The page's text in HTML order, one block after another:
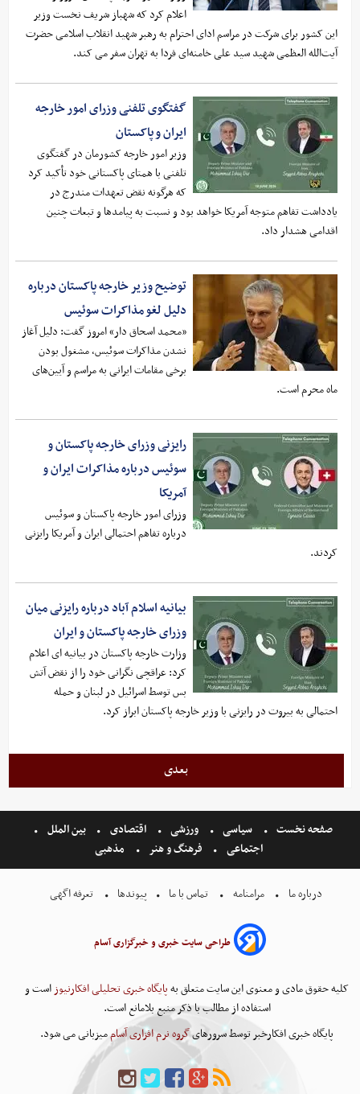
اعلام کرد ‌که شهباز شریف نخست وزیر
این کشور برای شرکت در مراسم ادای احترام به رهبر شهید انقلاب اسلامی حضرت
آیت‌الله العظمی شهید سید علی خامنه‌ای فردا به تهران سفر می کند.
گفتگوی تلفنی وزرای امور خارجه
ایران و پاکستان
وزیر امور خارجه کشورمان در گفتگوی
تلفنی با همتای پاکستانی خود تأکید کرد
که هرگونه نقض تعهدات مندرج در
یادداشت تفاهم متوجه آمریکا خواهد بود و نسبت به پیامدها و تبعات چنین
اقدامی هشدار داد.
توضیح وزیر خارجه پاکستان درباره
دلیل لغو مذاکرات سوئیس
«محمد اسحاق دار» امروز گفت: دلیل آغاز
نشدن مذاکرات سوئیس، مشغول بودن
برخی مقامات ایرانی به مراسم و آیین‌های
ماه محرم است.
رایزنی وزرای خارجه پاکستان و
سوئیس درباره مذاکرات ایران و
آمریکا
وزرای امور خارجه پاکستان و سوئیس
درباره تفاهم احتمالی ایران و آمریکا رایزنی
کردند.
بیانیه اسلام آباد درباره رایزنی میان
وزرای خارجه پاکستان و ایران
وزارت خارجه پاکستان در بیانیه ای اعلام
کرد: عراقچی نگرانی خود را از نقض آتش‌
بس توسط اسرائیل در لبنان و حمله
احتمالی به بیروت در رایزنی با وزیر خارجه پاکستان ابراز کرد.
بعدی
صفحه نخست سیاسی ورزشی اقتصادی
بین الملل
اجتماعی
فرهنگ و هنر مذهبی
درباره ما مرامنامه تماس با ما پیوندها تعرفه اگهی
طراحی سایت خبری و خبرگزاری آسام
کلیه حقوق مادی و معنوی این سایت متعلق بهپایگاه خبری تحلیلی افکارنیوزاست و
استفاده از مطالب با ذکر منبع بلامانع است.
پایگاه خبری افکارخبر توسط سرورهایگروه نرم افزاری آساممیزبانی می شود.